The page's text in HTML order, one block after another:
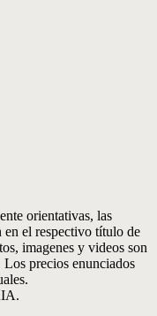
orientativas, las
en el respectivo título de
imagenes y videos son
precios enunciados